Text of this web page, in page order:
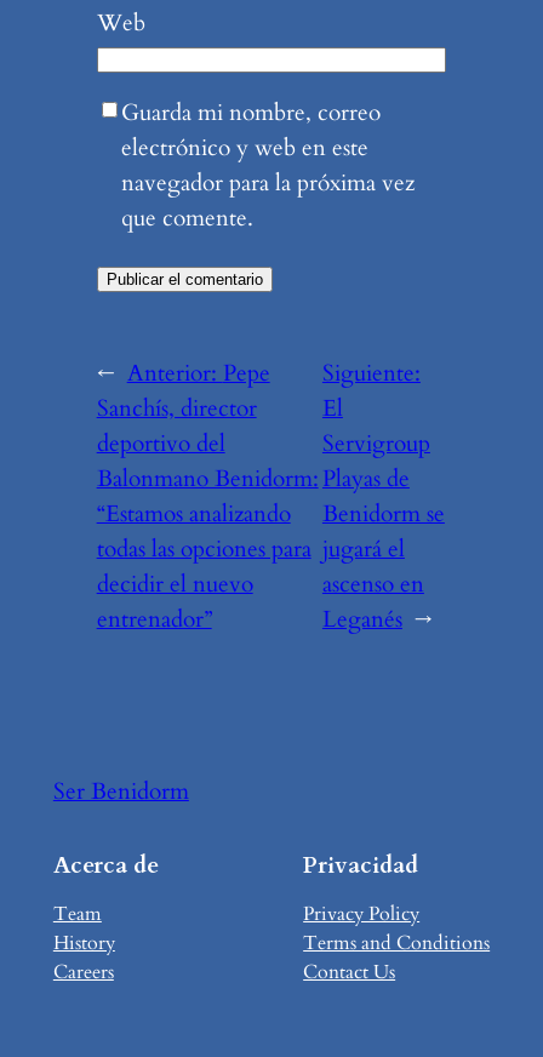
Web
Guarda mi nombre, correo
electrónico y web en este
navegador para la próxima vez
que comente.
← Anterior: Pepe
Sanchís, director
deportivo del
Balonmano Benidorm:
“Estamos analizando
todas las opciones para
decidir el nuevo
entrenador”
Siguiente:
El
Servigroup
Playas de
Benidorm se
jugará el
ascenso en
Leganés →
Ser Benidorm
Acerca de
Team
History
Careers
Privacidad
Privacy Policy
Terms and Conditions
Contact Us